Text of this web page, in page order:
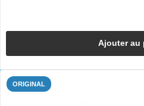
Ajouter au
ORIGINAL